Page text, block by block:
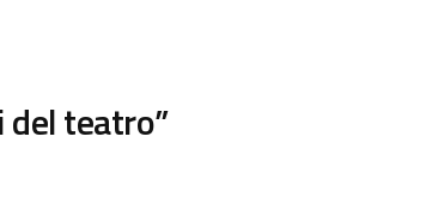
del teatro”